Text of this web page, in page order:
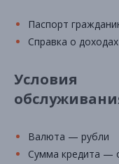
Паспорт
Справка о доходах
Условия
Валюта — рубли
Сумма кредита —